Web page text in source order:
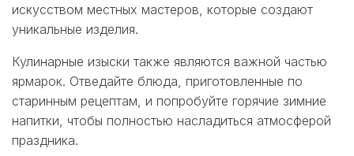
искусством местных мастеров, которые создают
уникальные изделия.
Кулинарные изыски также являются важной частью
ярмарок. Отведайте блюда, приготовленные по
старинным рецептам, и попробуйте горячие зимние
напитки, чтобы полностью насладиться атмосферой
праздника.